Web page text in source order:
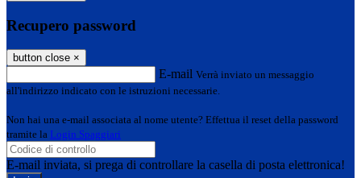
Recupero password
button close ×
E-mail Verrà inviato un messaggio
all'indirizzo indicato con le istruzioni necessarie.
Non hai una e-mail associata al nome utente? Effettua il reset della password
tramite la Login Spaggiari
E-mail inviata, si prega di controllare la casella di posta elettronica!